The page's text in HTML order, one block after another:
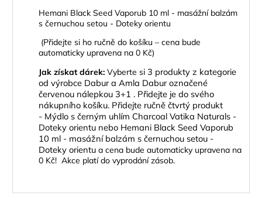
Hemani Black Seed Vaporub 10 ml - masážní balzám
s černuchou setou - Doteky orientu
(Přidejte si ho ručně do košíku – cena bude
automaticky upravena na 0 Kč)
Jak získat dárek: Vyberte si 3 produkty z kategorie
od výrobce Dabur a Amla Dabur označené
červenou nálepkou 3+1 . Přidejte je do svého
nákupního košíku. Přidejte ručně čtvrtý produkt
- Mýdlo s černým uhlím Charcoal Vatika Naturals -
Doteky orientu nebo Hemani Black Seed Vaporub
10 ml - masážní balzám s černuchou setou -
Doteky orientu a cena bude automaticky upravena na
0 Kč! Akce platí do vyprodání zásob.